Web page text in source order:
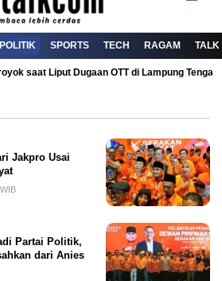
POLITIK SPORTS TECH RAGAM TALK
saat Liput Dugaan OTT di Lampung
Jakpro Usai
Partai Politik,
dari Anies